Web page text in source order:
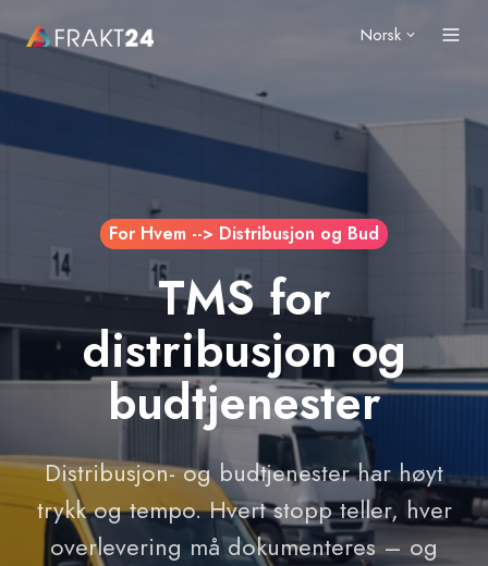
Norsk
For Hvem --> Distribusjon og Bud
TMS for
distribusjon og
budtjenester
Distribusjon- og budtjenester har høyt
trykk og tempo. Hvert stopp teller, hver
overlevering må dokumenteres – og